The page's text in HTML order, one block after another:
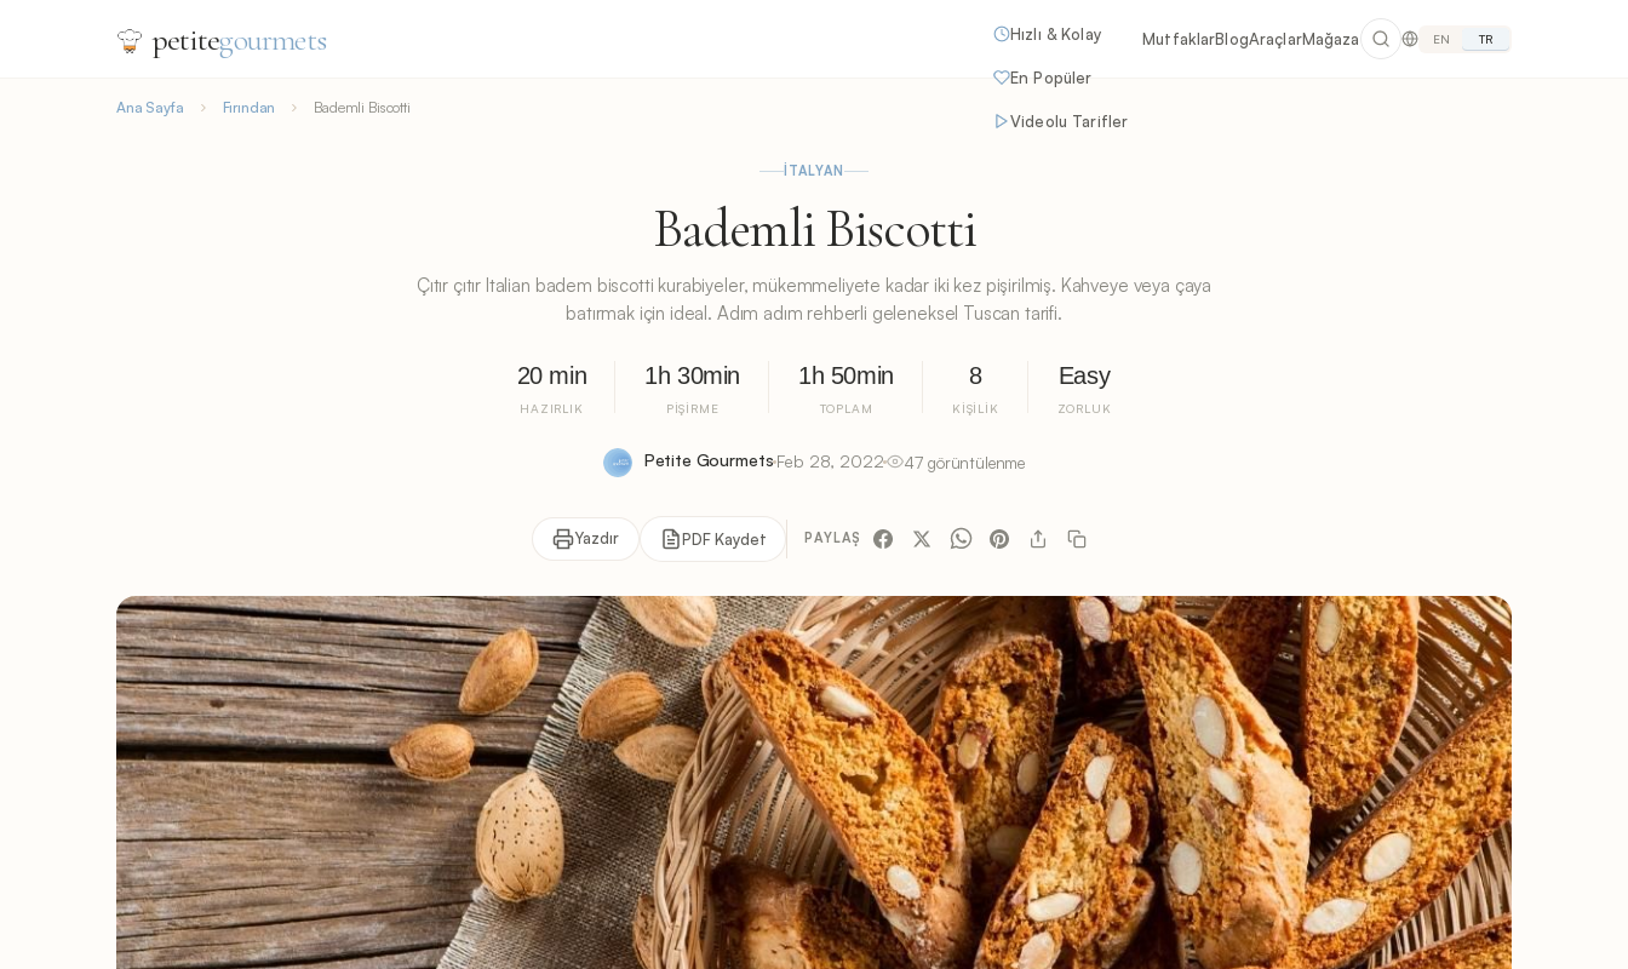
petitegourmets Hızlı & Kolay
En Popüler
Videolu Tarifler
MutfaklarBlogAraçlarMağaza EN TR
Ana Sayfa Fırından Bademli Biscotti
İTALYAN
Bademli Biscotti
Çıtır çıtır Italian badem biscotti kurabiyeler, mükemmeliyete kadar iki kez pişirilmiş. Kahveye veya çaya
batırmak için ideal. Adım adım rehberli geleneksel Tuscan tarifi.
20 min
HAZIRLIK
1h 30min
PIŞIRME
1h 50min
TOPLAM
8
KIŞILIK
Easy
ZORLUK
Petite Gourmets Feb 28, 2022 47 görüntülenme
Yazdır PDF Kaydet PAYLAŞ